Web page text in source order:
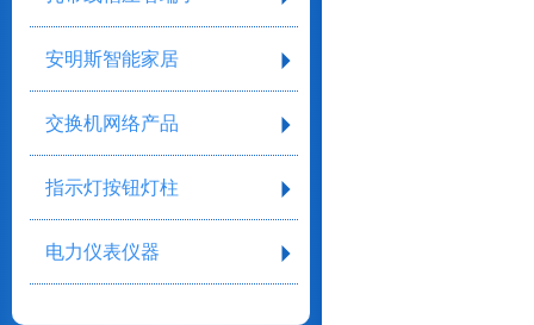
安明斯智能家居
交换机网络产品
指示灯按钮灯柱
电力仪表仪器